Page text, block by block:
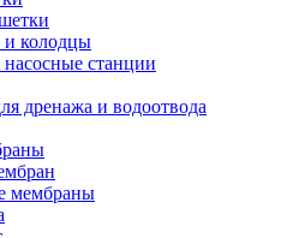
колодцы
станции
дренажа и водоотвода
мембраны